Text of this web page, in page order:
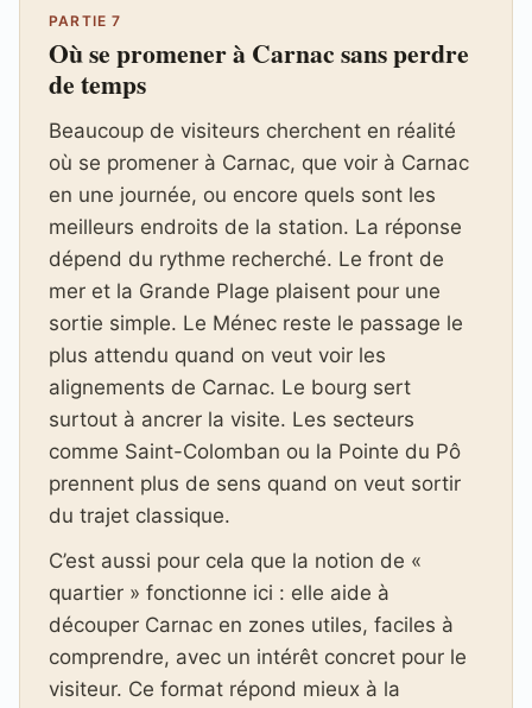
PARTIE 7
Où se promener à Carnac sans perdre
de temps
Beaucoup de visiteurs cherchent en réalité
où se promener à Carnac, que voir à Carnac
en une journée, ou encore quels sont les
meilleurs endroits de la station. La réponse
dépend du rythme recherché. Le front de
mer et la Grande Plage plaisent pour une
sortie simple. Le Ménec reste le passage le
plus attendu quand on veut voir les
alignements de Carnac. Le bourg sert
surtout à ancrer la visite. Les secteurs
comme Saint-Colomban ou la Pointe du Pô
prennent plus de sens quand on veut sortir
du trajet classique.
C’est aussi pour cela que la notion de «
quartier » fonctionne ici : elle aide à
découper Carnac en zones utiles, faciles à
comprendre, avec un intérêt concret pour le
visiteur. Ce format répond mieux à la